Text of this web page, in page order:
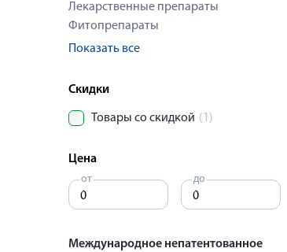
Лекарственные препараты
Фитопрепараты
Показать все
Скидки
Товары со скидкой (1)
Цена
от до
Международное непатентованное